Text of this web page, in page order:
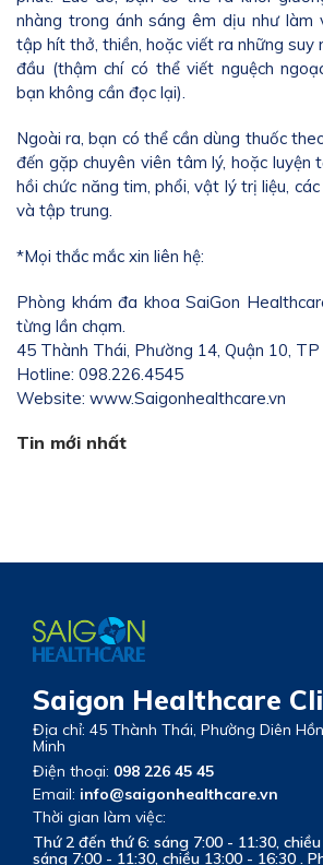
nhàng trong ánh sáng êm dịu như làm
tập hít thở, thiền, hoặc viết ra những suy
đầu (thậm chí có thể viết nguệch
bạn không cần đọc lại).
Ngoài ra, bạn có thể cần dùng thuốc
đến gặp chuyên viên tâm lý, hoặc luyện
hồi chức năng tim, phổi, vật lý trị liệu,
và tập trung.
*Mọi thắc mắc xin liên hệ:
Phòng khám đa khoa SaiGon
từng lần chạm.
45 Thành Thái, Phường 14, Quận 10, TP
Hotline: 098.226.4545
Website: www.Saigonhealthcare.vn
Tin mới nhất
Saigon Healthcare
Địa chỉ: 45 Thành Thái, Phường Diên
Minh
Điện thoại: 098 226 45 45
Email: info@saigonhealthcare.vn
Thời gian làm việc:
Thứ 2 đến thứ 6: sáng 7:00 - 11:30,
sáng 7:00 - 11:30, chiều 13:00 - 16:30 .